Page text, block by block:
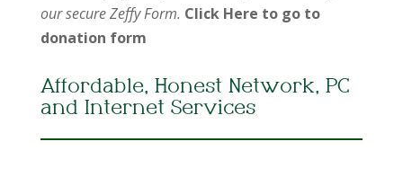
our secure Zeffy Form. Click Here to go to
donation form
Affordable, Honest Network, PC
and Internet Services